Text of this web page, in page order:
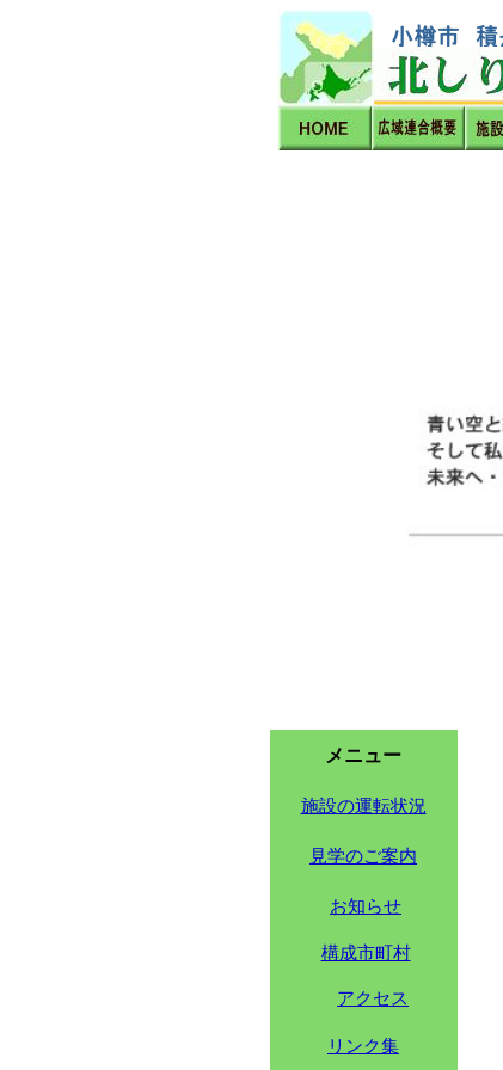
メニュー
施設の運転状況
見学のご案内
お知らせ
構成市町村
アクセス
リンク集